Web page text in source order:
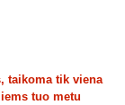
taikoma tik viena
tuo metu